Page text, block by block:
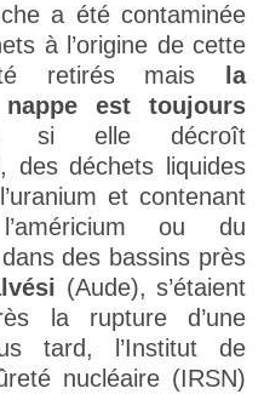
a été contaminée
à l’origine de cette
retirés mais
la
est toujours
si elle décroît
des déchets liquides
et contenant
ou du
des bassins près
(Aude), s’étaient
la rupture d’une
tard, l’Institut de
nucléaire (IRSN)